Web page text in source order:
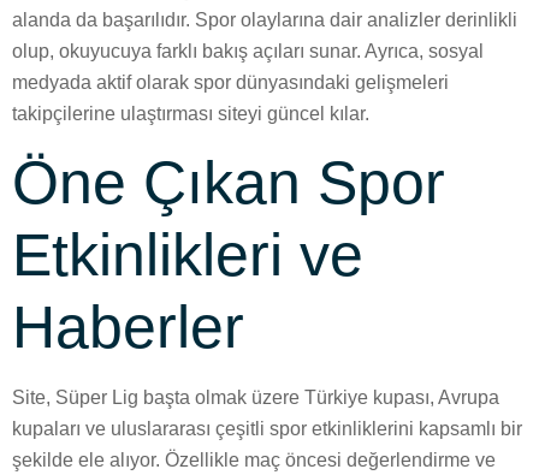
alanda da başarılıdır. Spor olaylarına dair analizler derinlikli
olup, okuyucuya farklı bakış açıları sunar. Ayrıca, sosyal
medyada aktif olarak spor dünyasındaki gelişmeleri
takipçilerine ulaştırması siteyi güncel kılar.
Öne Çıkan Spor
Etkinlikleri ve
Haberler
Site, Süper Lig başta olmak üzere Türkiye kupası, Avrupa
kupaları ve uluslararası çeşitli spor etkinliklerini kapsamlı bir
şekilde ele alıyor. Özellikle maç öncesi değerlendirme ve